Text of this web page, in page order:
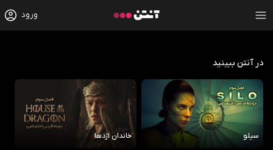
ورود
در آنتن ببینید
سیلو خاندان اژدها